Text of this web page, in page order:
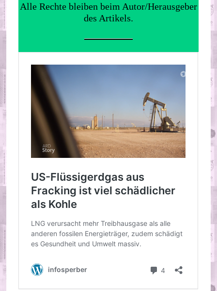
Alle Rechte bleiben beim Autor/Herausgeber
des Artikels.